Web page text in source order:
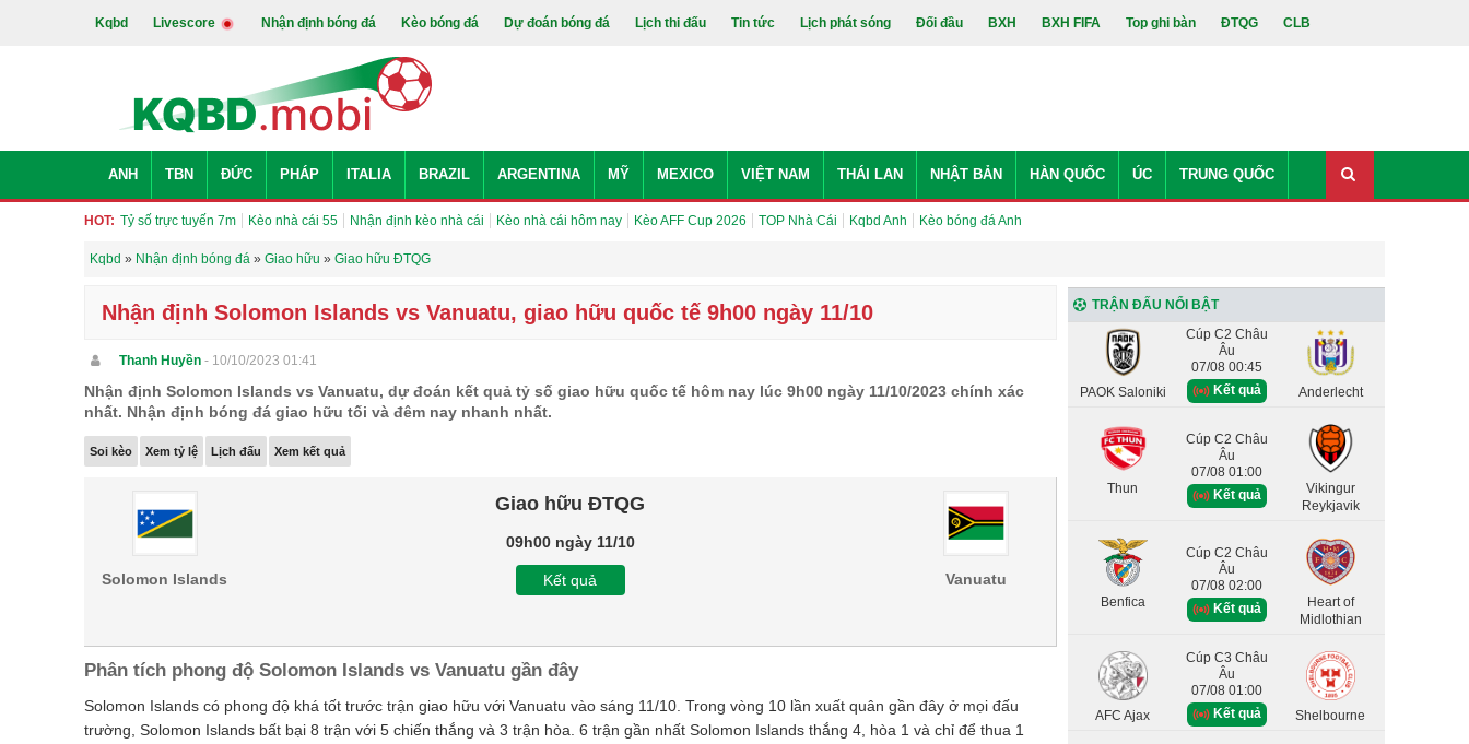
Kqbd Livescore Nhận định bóng đá Kèo bóng đá Dự đoán bóng đá Lịch thi đấu Tin tức Lịch phát sóng Đối đầu BXH BXH FIFA Top ghi bàn ĐTQG CLB
ANH TBN ĐỨC PHÁP ITALIA BRAZIL ARGENTINA MỸ MEXICO VIỆT NAM THÁI LAN NHẬT BẢN HÀN QUỐC ÚC TRUNG QUỐC
HOT: Tỷ số trực tuyến 7m Kèo nhà cái 55 Nhận định kèo nhà cái Kèo nhà cái hôm nay Kèo AFF Cup 2026 TOP Nhà Cái Kqbd Anh Kèo bóng đá Anh
Kqbd » Nhận định bóng đá » Giao hữu » Giao hữu ĐTQG
Nhận định Solomon Islands vs Vanuatu, giao hữu quốc tế 9h00 ngày 11/10
Thanh Huyền - 10/10/2023 01:41
Nhận định Solomon Islands vs Vanuatu, dự đoán kết quả tỷ số giao hữu quốc tế hôm nay lúc 9h00 ngày 11/10/2023 chính xác
nhất. Nhận định bóng đá giao hữu tối và đêm nay nhanh nhất.
Soi kèo Xem tỷ lệ Lịch đấu Xem kết quả
Solomon Islands
Giao hữu ĐTQG
09h00 ngày 11/10
Kết quả Vanuatu
Phân tích phong độ Solomon Islands vs Vanuatu gần đây
Solomon Islands có phong độ khá tốt trước trận giao hữu với Vanuatu vào sáng 11/10. Trong vòng 10 lần xuất quân gần đây ở mọi đấu
trường, Solomon Islands bất bại 8 trận với 5 chiến thắng và 3 trận hòa. 6 trận gần nhất Solomon Islands thắng 4, hòa 1 và chỉ để thua 1
TRẬN ĐẤU NỔI BẬT
PAOK Saloniki
Cúp C2 Châu
Âu
07/08 00:45
Kết quả
Anderlecht
Thun
Cúp C2 Châu
Âu
07/08 01:00
Kết quả
Vikingur
Reykjavik
Benfica
Cúp C2 Châu
Âu
07/08 02:00
Kết quả
Heart of
Midlothian
AFC Ajax
Cúp C3 Châu
Âu
07/08 01:00
Kết quả
Shelbourne